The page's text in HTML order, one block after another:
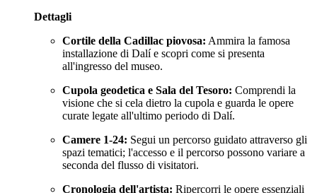
Dettagli
Cortile della Cadillac piovosa: Ammira la famosa
installazione di Dalí e scopri come si presenta
all'ingresso del museo.
Cupola geodetica e Sala del Tesoro: Comprendi la
visione che si cela dietro la cupola e guarda le opere
curate legate all'ultimo periodo di Dalí.
Camere 1-24: Segui un percorso guidato attraverso gli
spazi tematici; l'accesso e il percorso possono variare a
seconda del flusso di visitatori.
Cronologia dell'artista: Ripercorri le opere essenziali